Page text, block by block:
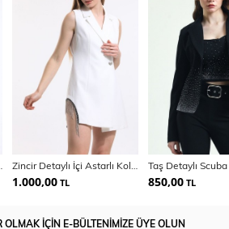
1.000,00 TL 850,00 TL
OLMAK İÇİN E-BÜLTENİMİZE ÜYE OLUN